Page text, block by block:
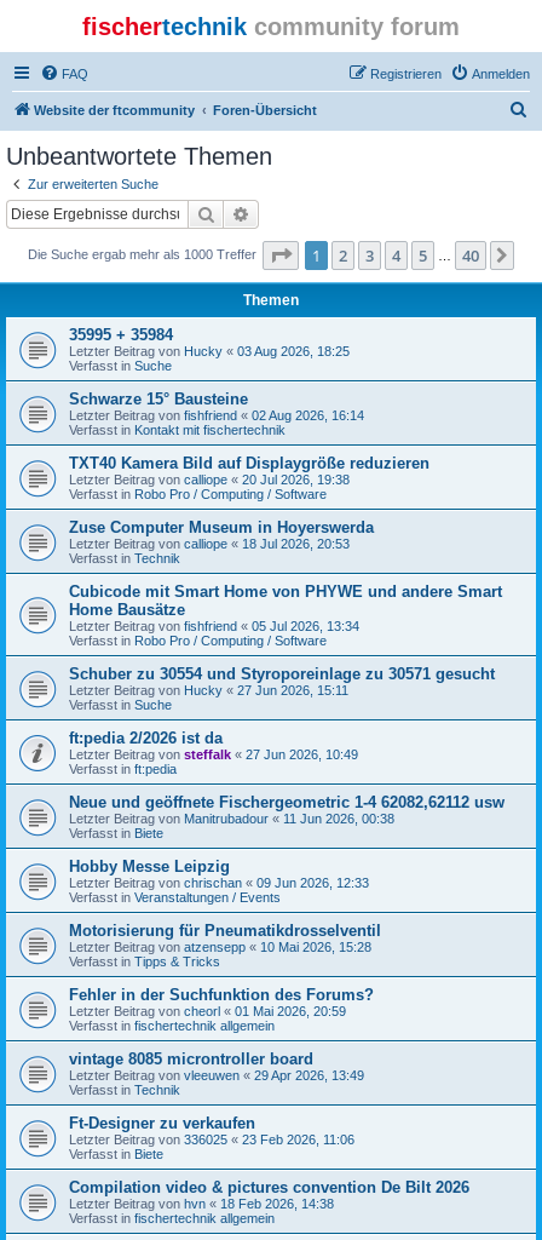
fischertechnik community forum
FAQ Anmelden
Registrieren
Website der ftcommunity Foren-Übersicht
Unbeantwortete Themen
Zur erweiterten Suche
Suche
Die Suche ergab mehr als 1000 Treffer Seite 1von 40
1 2 3 4 5 40
Themen
35995 + 35984
Letzter Beitrag von Hucky « 03 Aug 2026, 18:25
Verfasst in Suche
Schwarze 15° Bausteine
Letzter Beitrag von fishfriend « 02 Aug 2026, 16:14
Verfasst in Kontakt mit fischertechnik
TXT40 Kamera Bild auf Displaygröße reduzieren
Letzter Beitrag von calliope « 20 Jul 2026, 19:38
Verfasst in Robo Pro / Computing / Software
Zuse Computer Museum in Hoyerswerda
Letzter Beitrag von calliope « 18 Jul 2026, 20:53
Verfasst in Technik
Cubicode mit Smart Home von PHYWE und andere Smart
Home Bausätze
Letzter Beitrag von fishfriend « 05 Jul 2026, 13:34
Verfasst in Robo Pro / Computing / Software
Schuber zu 30554 und Styroporeinlage zu 30571 gesucht
Letzter Beitrag von Hucky « 27 Jun 2026, 15:11
Verfasst in Suche
ft:pedia 2/2026 ist da
Letzter Beitrag von steffalk « 27 Jun 2026, 10:49
Verfasst in ft:pedia
Neue und geöffnete Fischergeometric 1-4 62082,62112 usw
Letzter Beitrag von Manitrubadour « 11 Jun 2026, 00:38
Verfasst in Biete
Hobby Messe Leipzig
Letzter Beitrag von chrischan « 09 Jun 2026, 12:33
Verfasst in Veranstaltungen / Events
Motorisierung für Pneumatikdrosselventil
Letzter Beitrag von atzensepp « 10 Mai 2026, 15:28
Verfasst in Tipps & Tricks
Fehler in der Suchfunktion des Forums?
Letzter Beitrag von cheorl « 01 Mai 2026, 20:59
Verfasst in fischertechnik allgemein
vintage 8085 microntroller board
Letzter Beitrag von vleeuwen « 29 Apr 2026, 13:49
Verfasst in Technik
Ft-Designer zu verkaufen
Letzter Beitrag von 336025 « 23 Feb 2026, 11:06
Verfasst in Biete
Compilation video & pictures convention De Bilt 2026
Letzter Beitrag von hvn « 18 Feb 2026, 14:38
Verfasst in fischertechnik allgemein